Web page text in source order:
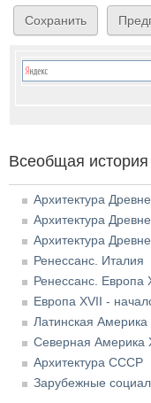
Всеобщая история
Архитектура
Архитектура
Архитектура
Ренессанс. Италия
Ренессанс. Европа
Европа XVII -
Латинская Америка
Северная Америка
Архитектура СССР
Зарубежные